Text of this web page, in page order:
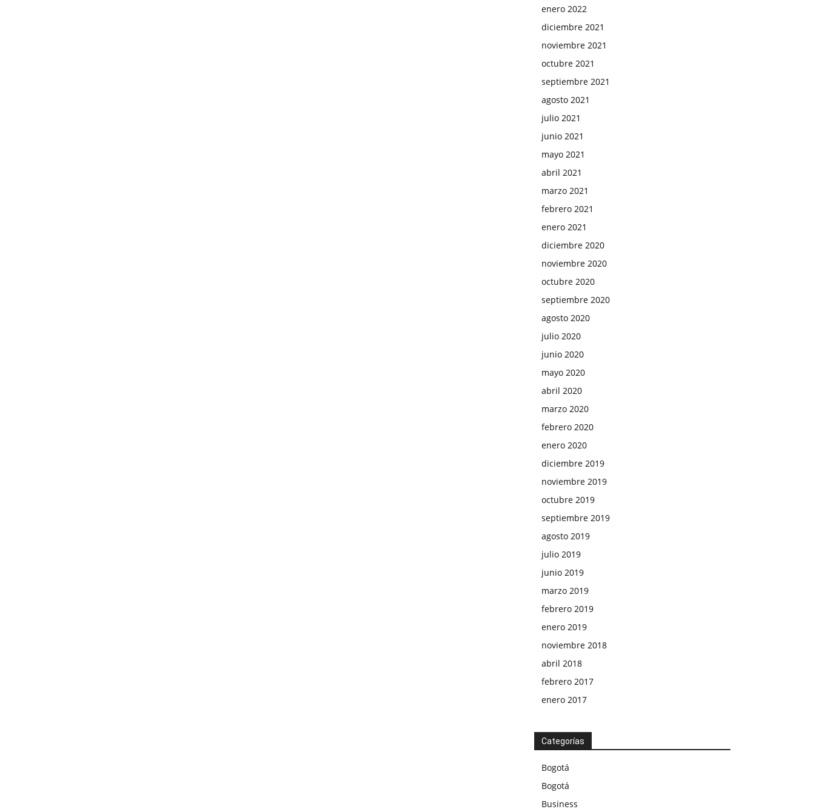
enero 2022
diciembre 2021
noviembre 2021
octubre 2021
septiembre 2021
agosto 2021
julio 2021
junio 2021
mayo 2021
abril 2021
marzo 2021
febrero 2021
enero 2021
diciembre 2020
noviembre 2020
octubre 2020
septiembre 2020
agosto 2020
julio 2020
junio 2020
mayo 2020
abril 2020
marzo 2020
febrero 2020
enero 2020
diciembre 2019
noviembre 2019
octubre 2019
septiembre 2019
agosto 2019
julio 2019
junio 2019
marzo 2019
febrero 2019
enero 2019
noviembre 2018
abril 2018
febrero 2017
enero 2017
Categorías
Bogotá
Bogotá
Business